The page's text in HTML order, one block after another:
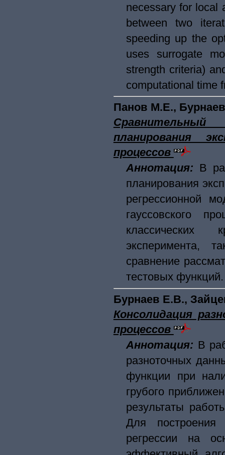
necessary for local
between two
speeding up the
uses surrogate
strength criteria)
computational time
Панов М.Е.,
планирования
процессов
Аннотация: В
планирования
регрессионной
гауссовского
классических
эксперимента,
сравнение
тестовых функций.
Бурнаев Е.В.,
Консолидация
процессов
Аннотация: В
разноточных
функции при
грубого
результаты
Для построения
регрессии на